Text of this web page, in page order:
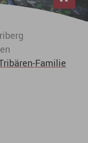
Familie